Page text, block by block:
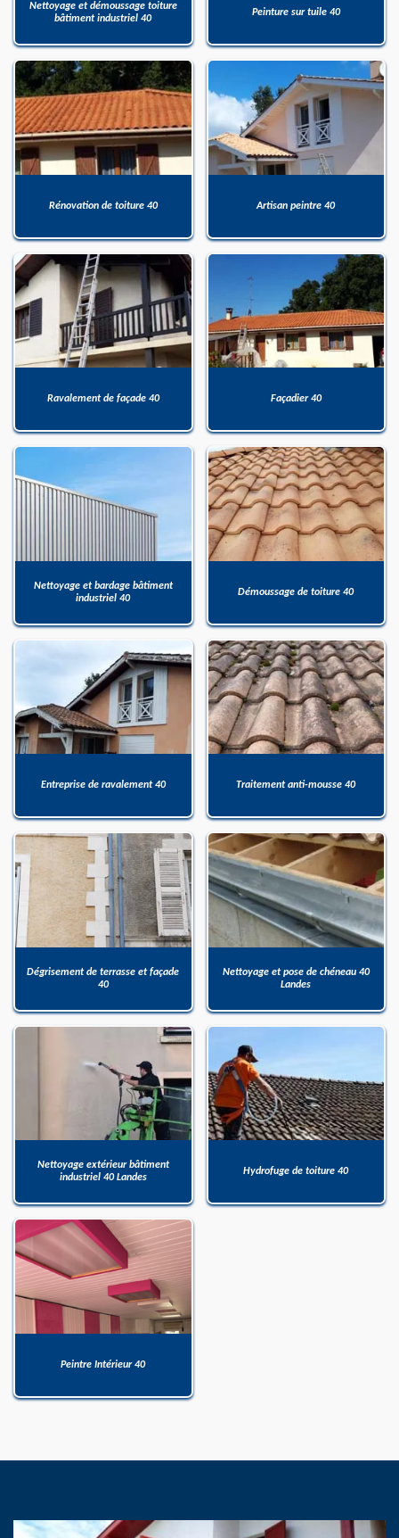
Nettoyage et démoussage toiture
bâtiment industriel 40
Peinture sur tuile 40
Rénovation de toiture 40 Artisan peintre 40
Ravalement de façade 40 Façadier 40
Nettoyage et bardage bâtiment
industriel 40
Démoussage de toiture 40
Entreprise de ravalement 40 Traitement anti-mousse 40
Dégrisement de terrasse et façade
40
Nettoyage et pose de chéneau 40
Landes
Nettoyage extérieur bâtiment
industriel 40 Landes
Hydrofuge de toiture 40
Peintre Intérieur 40